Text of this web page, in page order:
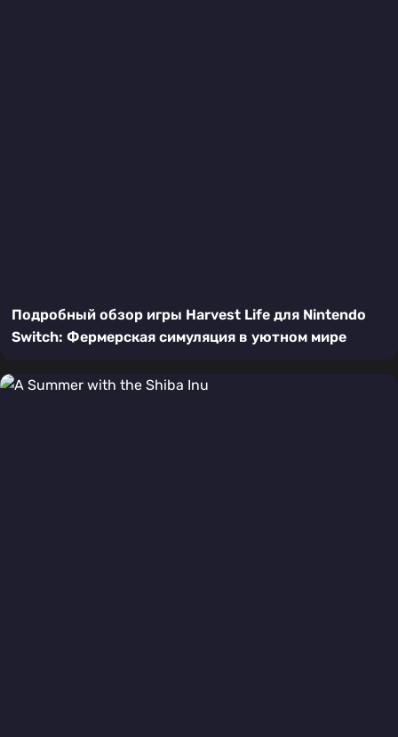
Подробный обзор игры Harvest Life для Nintendo
Switch: Фермерская симуляция в уютном мире